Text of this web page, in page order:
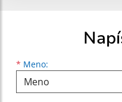
* Meno:
Meno
Priezvisko
E-mailová adresa